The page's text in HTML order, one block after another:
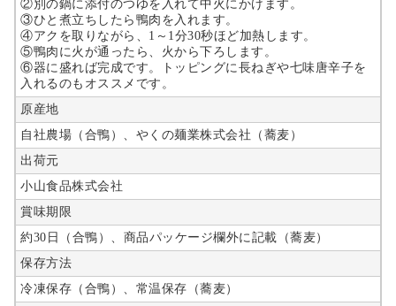
②別の鍋に添付のつゆを入れて中火にかけます。
③ひと煮立ちしたら鴨肉を入れます。
④アクを取りながら、1～1分30秒ほど加熱します。
⑤鴨肉に火が通ったら、火から下ろします。
⑥器に盛れば完成です。トッピングに長ねぎや七味唐辛子を
入れるのもオススメです。
原産地
自社農場（合鴨）、やくの麺業株式会社（蕎麦）
出荷元
小山食品株式会社
賞味期限
約30日（合鴨）、商品パッケージ欄外に記載（蕎麦）
保存方法
冷凍保存（合鴨）、常温保存（蕎麦）